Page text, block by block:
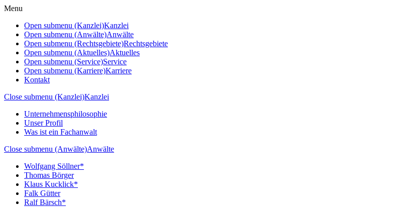
Menu
Open submenu (Kanzlei)Kanzlei
Open submenu (Anwälte)Anwälte
Open submenu (Rechtsgebiete)Rechtsgebiete
Open submenu (Aktuelles)Aktuelles
Open submenu (Service)Service
Open submenu (Karriere)Karriere
Kontakt
Close submenu (Kanzlei)Kanzlei
Unternehmensphilosophie
Unser Profil
Was ist ein Fachanwalt
Close submenu (Anwälte)Anwälte
Wolfgang Söllner*
Thomas Börger
Klaus Kucklick*
Falk Gütter
Ralf Bärsch*